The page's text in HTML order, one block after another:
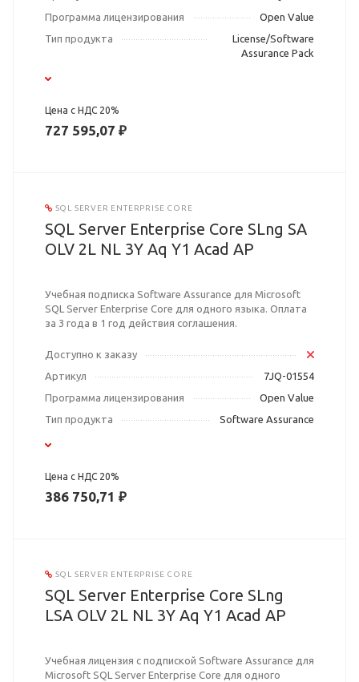
Программа лицензирования
Open Value
Тип продукта
License/Software
Assurance Pack
Цена с НДС 20%
727 595,07 ₽
SQL SERVER ENTERPRISE CORE
SQL Server Enterprise Core SLng SA
OLV 2L NL 3Y Aq Y1 Acad AP
Учебная подписка Software Assurance для Microsoft
SQL Server Enterprise Core для одного языка. Оплата
за 3 года в 1 год действия соглашения.
Доступно к заказу
Артикул
7JQ-01554
Программа лицензирования
Open Value
Тип продукта
Software Assurance
Цена с НДС 20%
386 750,71 ₽
SQL SERVER ENTERPRISE CORE
SQL Server Enterprise Core SLng
LSA OLV 2L NL 3Y Aq Y1 Acad AP
Учебная лицензия с подпиской Software Assurance для
Microsoft SQL Server Enterprise Core для одного